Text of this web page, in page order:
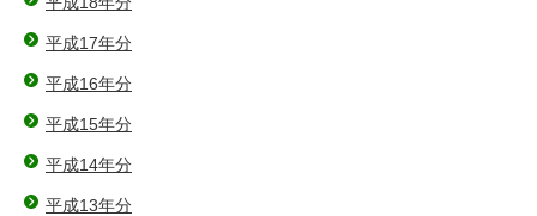
平成17年分
平成16年分
平成15年分
平成14年分
平成13年分